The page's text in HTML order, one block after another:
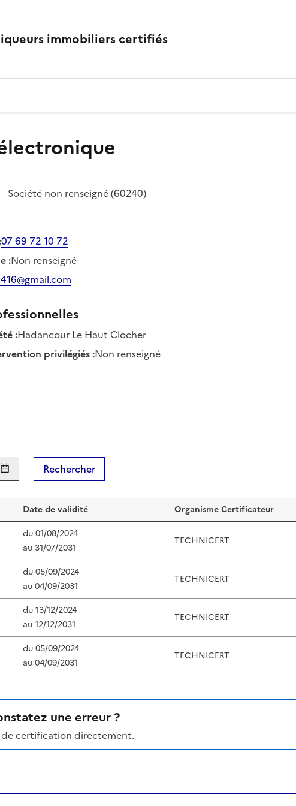
immobiliers certifiés
Société non renseigné(60240)
07 69 72 10 72
:Non renseigné
:Hadancour Le Haut Clocher
privilégiés:Non renseigné
Rechercher
Date de validité Organisme Certificateur
du01/08/2024
au 31/07/2031
TECHNICERT
du05/09/2024
au04/09/2031
TECHNICERT
du13/12/2024
au12/12/2031
TECHNICERT
du05/09/2024
au04/09/2031
TECHNICERT
une erreur ?
certification directement.